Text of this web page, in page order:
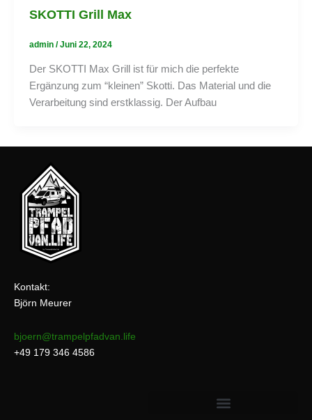
SKOTTI Grill Max
admin /Juni 22, 2024
Der SKOTTI Max Grill ist für mich die perfekte
Ergänzung zum “kleinen” Skotti. Das Material und die
Verarbeitung sind erstklassig. Der Aufbau
Kontakt:
Björn Meurer
bjoern@trampelpfadvan.life
+49 179 346 4586